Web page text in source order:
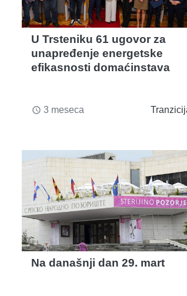
U Trsteniku 61 ugovor za
unapređenje energetske
efikasnosti domaćinstava
access_time 3 meseca
Na današnji dan 29. mart